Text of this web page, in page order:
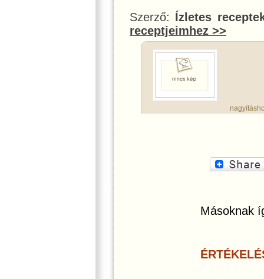
Szerző: Ízletes
receptjeimhez >>
Másoknak